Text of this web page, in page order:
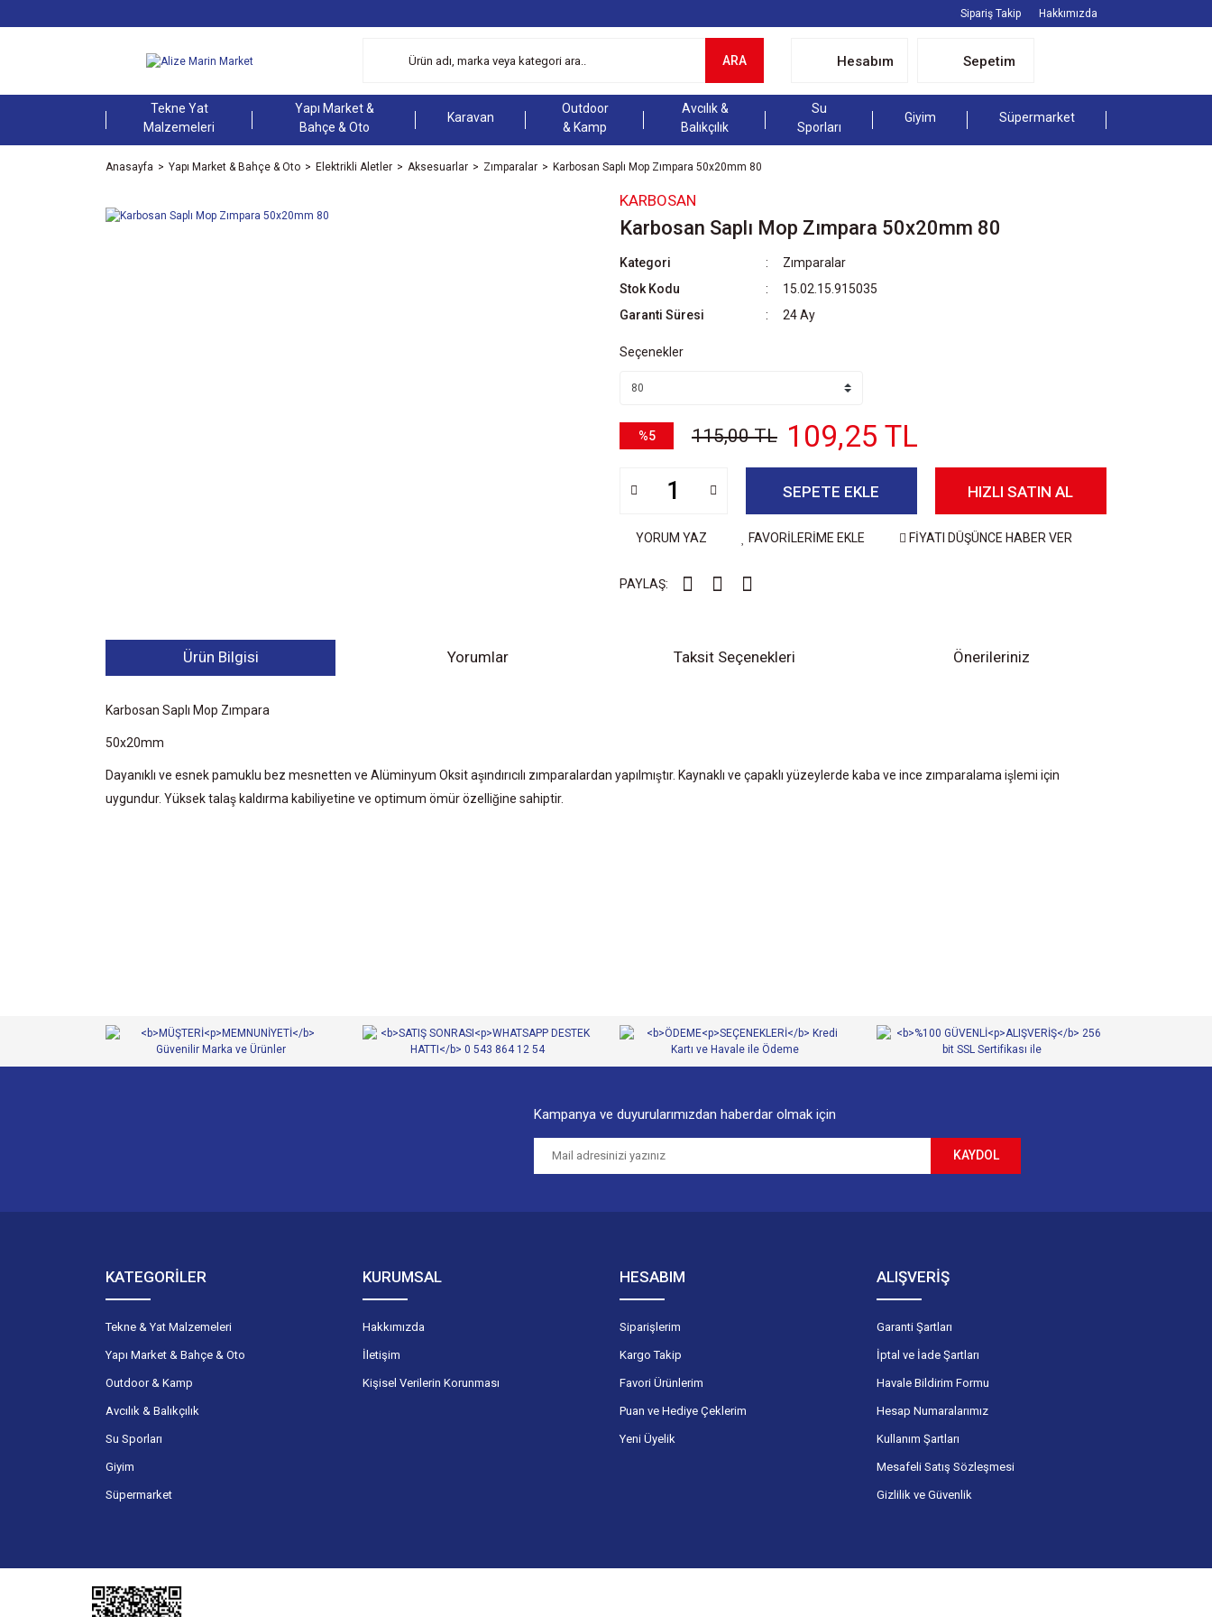
Sipariş Takip Hakkımızda
ARA Hesabım Sepetim
Tekne Yat
Malzemeleri
Yapı Market &
Bahçe & Oto
Karavan
Outdoor
& Kamp
Avcılık &
Balıkçılık
Su
Sporları
Giyim Süpermarket
Anasayfa Yapı Market & Bahçe & Oto Elektrikli Aletler Aksesuarlar Zımparalar Karbosan Saplı Mop Zımpara 50x20mm 80
KARBOSAN
Karbosan Saplı Mop Zımpara 50x20mm 80
Kategori
Zımparalar
Stok Kodu
15.02.15.915035
Garanti Süresi
24 Ay
Seçenekler
%5 115,00 TL 109,25 TL
SEPETE EKLE HIZLI SATIN AL
YORUM YAZ FAVORİLERİME EKLE FİYATI DÜŞÜNCE HABER VER
PAYLAŞ:
Ürün Bilgisi Yorumlar Taksit Seçenekleri Önerileriniz
Karbosan Saplı Mop Zımpara
50x20mm
Dayanıklı ve esnek pamuklu bez mesnetten ve Alüminyum Oksit aşındırıcılı zımparalardan yapılmıştır. Kaynaklı ve çapaklı yüzeylerde kaba ve ince zımparalama işlemi için
uygundur. Yüksek talaş kaldırma kabiliyetine ve optimum ömür özelliğine sahiptir.
Ürün fiyatı diğer sitelerden daha pahalı.
Bu ürüne benzer farklı alternatifler olmalı.
Kampanya ve duyurularımızdan haberdar olmak için
KAYDOL
KATEGORİLER
Tekne & Yat Malzemeleri
Yapı Market & Bahçe & Oto
Outdoor & Kamp
Avcılık & Balıkçılık
Su Sporları
Giyim
Süpermarket
KURUMSAL
Hakkımızda
İletişim
Kişisel Verilerin Korunması
HESABIM
Siparişlerim
Kargo Takip
Favori Ürünlerim
Puan ve Hediye Çeklerim
Yeni Üyelik
ALIŞVERİŞ
Garanti Şartları
İptal ve İade Şartları
Havale Bildirim Formu
Hesap Numaralarımız
Kullanım Şartları
Mesafeli Satış Sözleşmesi
Gizlilik ve Güvenlik